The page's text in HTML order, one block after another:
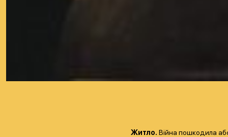
Житло. Війна пошкодила